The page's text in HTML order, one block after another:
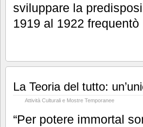
sviluppare la
1919 al 1922
La Teoria del tutto:
Attività Culturali e Mostre Temporanee
“Per potere immortal